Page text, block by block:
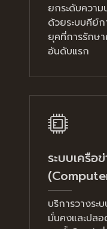
ยกระดับควา
ด้วยระบบคีย์
ยุคที่การรักษ
อันดับแรก
ระบบเครือ
บริการวางระ
มั่นคงและปล